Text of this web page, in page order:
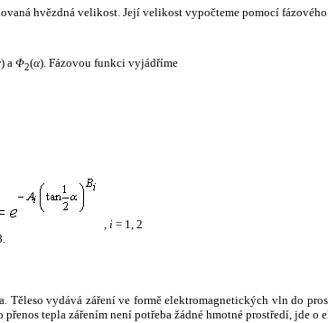
hvězdná velikost. Její velikost vypočteme pomocí
) a Φ2(α). Fázovou funkci vyjádříme
, i = 1, 2
vydává záření ve formě elektromagnetických vln do
tepla zářením není potřeba žádné hmotné prostředí, jde o